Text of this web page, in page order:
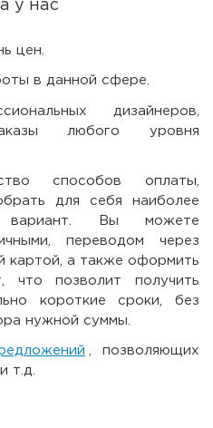
у нас
цен.
в данной сфере.
дизайнеров,
любого уровня
способов оплаты,
для себя наиболее
вариант. Вы можете
переводом через
картой, а также оформить
что позволит получить
короткие сроки, без
нужной суммы.
, позволяющих
т.д.